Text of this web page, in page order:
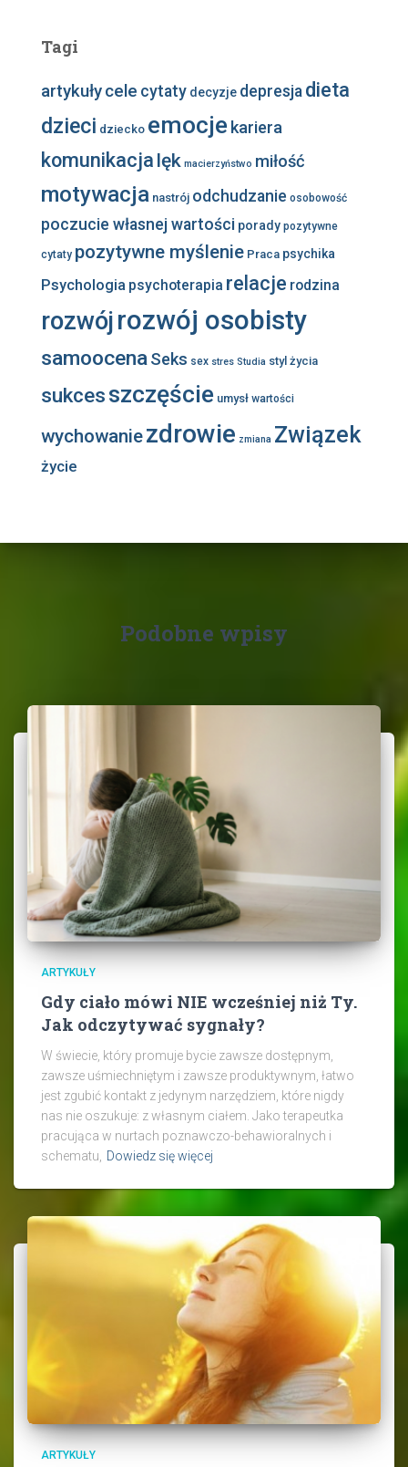
Tagi
artykułycele cytaty decyzje depresja dieta
dzieci dziecko emocje kariera
komunikacja lęk macierzyństwo miłość
motywacja nastrój odchudzanie osobowość
poczucie własnej wartości porady pozytywne
cytaty pozytywne myślenie Praca psychika
Psychologia psychoterapia relacje rodzina
rozwójrozwój osobisty
samoocenaSeks sex stres Studia styl życia
sukcesszczęście umysł wartości
wychowaniezdrowie zmiana Związek
życie
Podobne wpisy
ARTYKUŁY
Gdy ciało mówi NIE wcześniej niż Ty.
Jak odczytywać sygnały?
W świecie, który promuje bycie zawsze dostępnym,
zawsze uśmiechniętym i zawsze produktywnym, łatwo
jest zgubić kontakt z jedynym narzędziem, które nigdy
nas nie oszukuje: z własnym ciałem. Jako terapeutka
pracująca w nurtach poznawczo-behawioralnych i
schematu,
Dowiedz się więcej
ARTYKUŁY